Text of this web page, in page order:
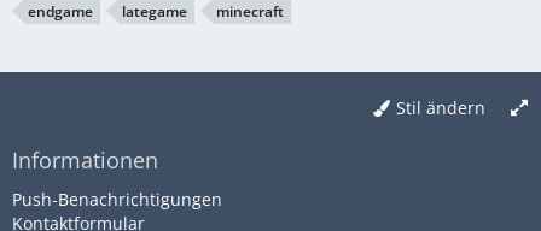
endgame
lategame minecraft
Stil ändern
Informationen
Push-Benachrichtigungen
Kontaktformular